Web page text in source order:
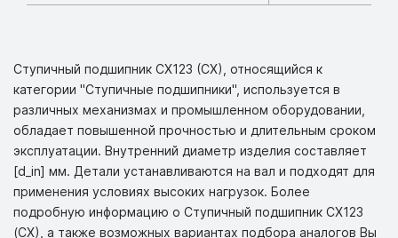
Ступичный подшипник CX123 (CX), относящийся к
категории "Ступичные подшипники", используется в
различных механизмах и промышленном оборудовании,
обладает повышенной прочностью и длительным сроком
эксплуатации. Внутренний диаметр изделия составляет
[d_in] мм. Детали устанавливаются на вал и подходят для
применения условиях высоких нагрузок. Более
подробную информацию о Ступичный подшипник CX123
(CX), а также возможных вариантах подбора аналогов Вы